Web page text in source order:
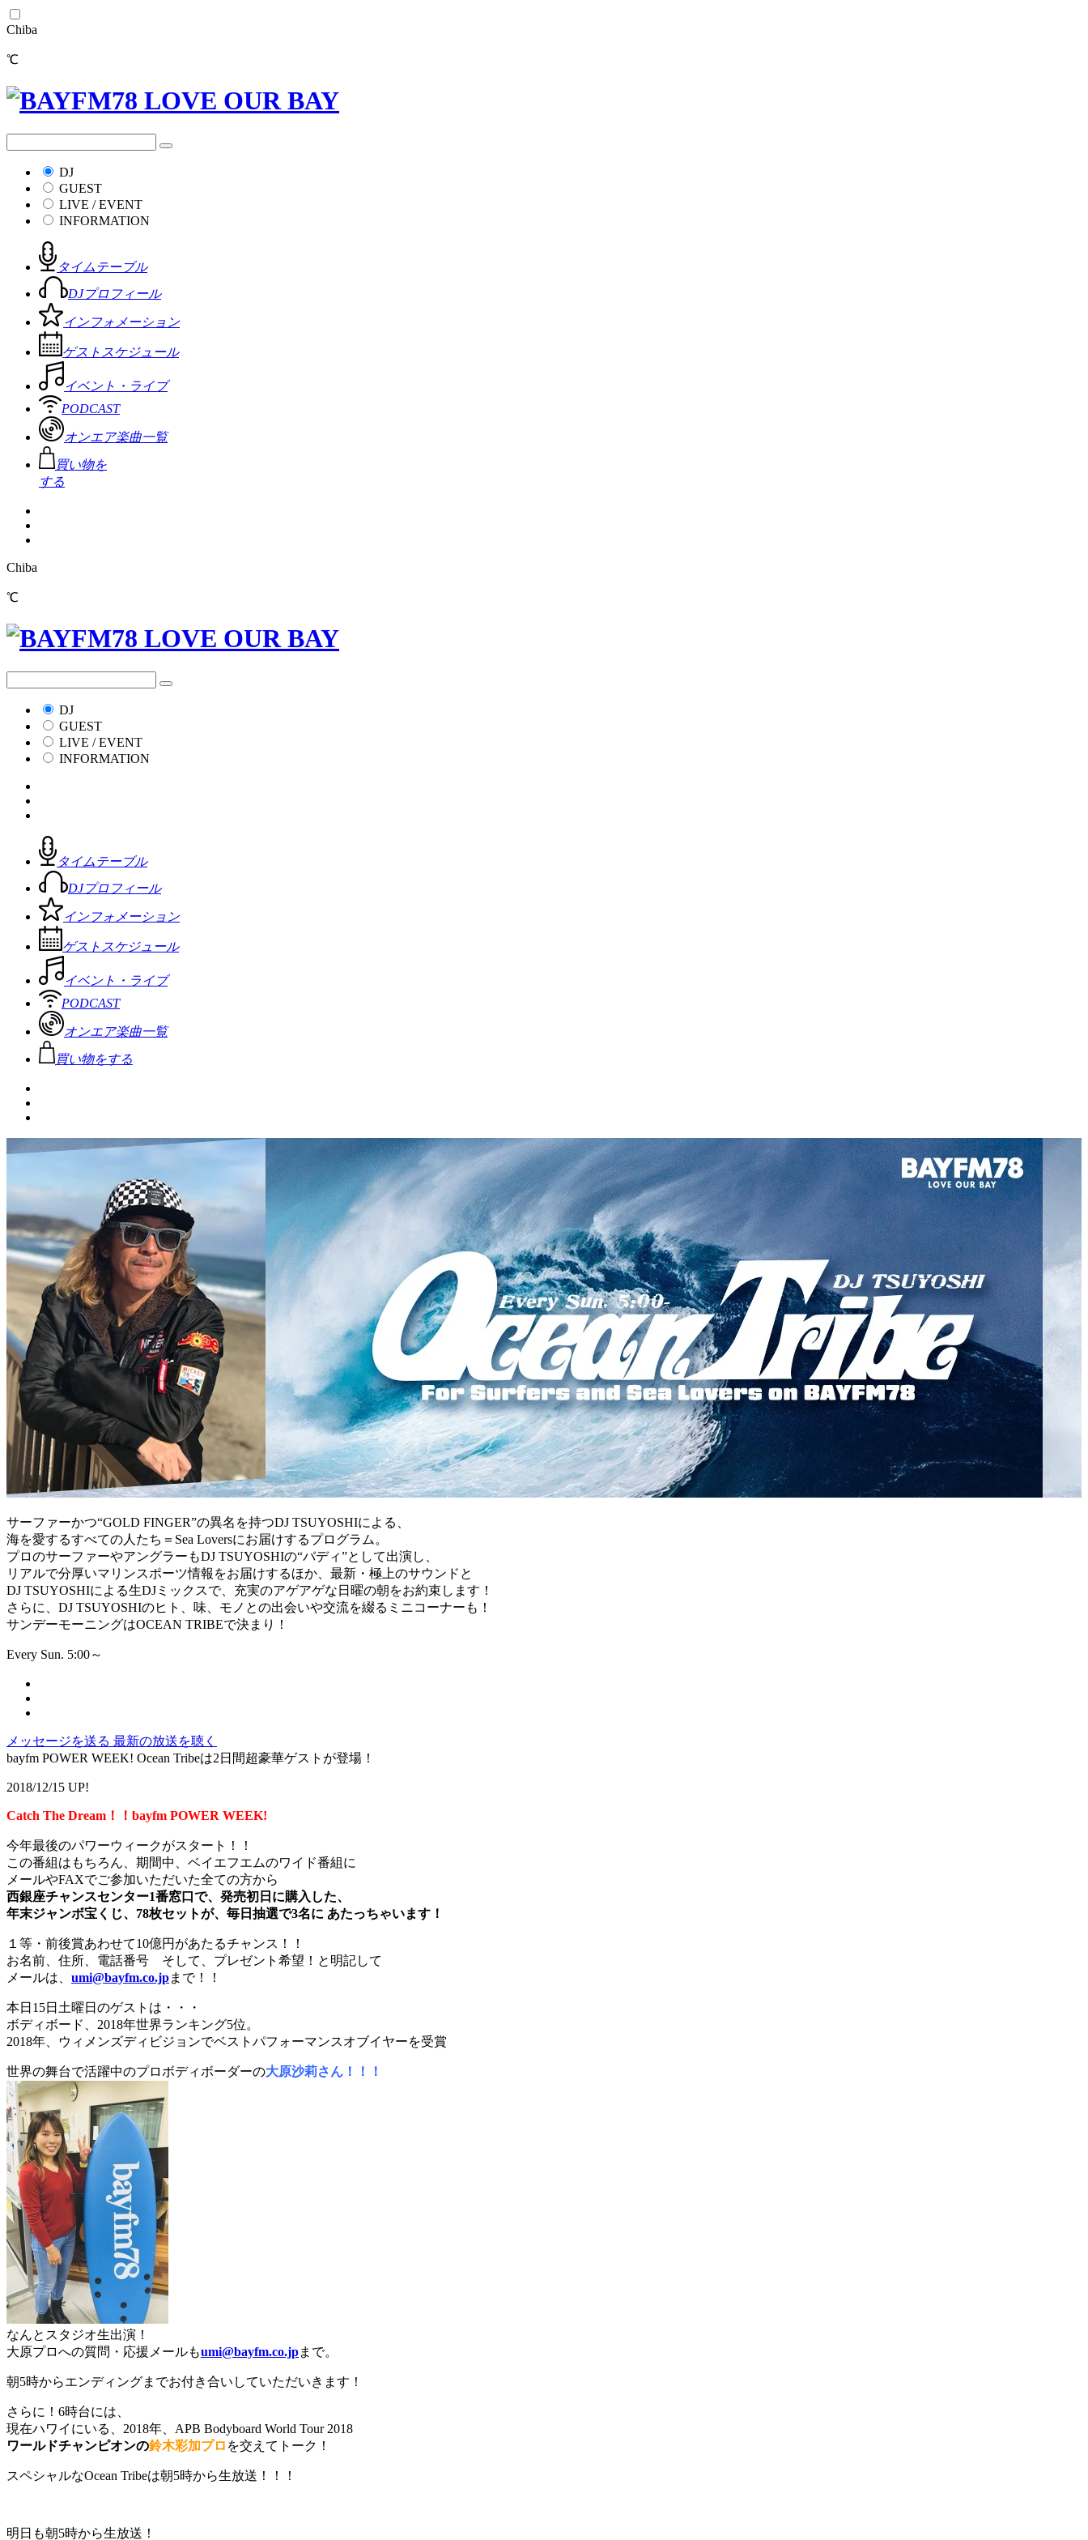
Chiba
℃
DJ
GUEST
LIVE / EVENT
INFORMATION
タイムテーブル
DJプロフィール
インフォメーション
ゲストスケジュール
イベント・ライブ
PODCAST
オンエア楽曲一覧
買い物を
する
Chiba
℃
DJ
GUEST
LIVE / EVENT
INFORMATION
タイムテーブル
DJプロフィール
インフォメーション
ゲストスケジュール
イベント・ライブ
PODCAST
オンエア楽曲一覧
買い物をする
サーファーかつ“GOLD FINGER”の異名を持つDJ TSUYOSHIによる、
海を愛するすべての人たち＝Sea Loversにお届けするプログラム。
プロのサーファーやアングラーもDJ TSUYOSHIの“バディ”として出演し、
リアルで分厚いマリンスポーツ情報をお届けするほか、最新・極上のサウンドと
DJ TSUYOSHIによる生DJミックスで、充実のアゲアゲな日曜の朝をお約束します！
さらに、DJ TSUYOSHIのヒト、味、モノとの出会いや交流を綴るミニコーナーも！
サンデーモーニングはOCEAN TRIBEで決まり！
Every Sun. 5:00～
メッセージを送る 最新の放送を聴く
bayfm POWER WEEK! Ocean Tribeは2日間超豪華ゲストが登場！
2018/12/15 UP!
Catch The Dream！！bayfm POWER WEEK!
今年最後のパワーウィークがスタート！！
この番組はもちろん、期間中、ベイエフエムのワイド番組に
メールやFAXでご参加いただいた全ての方から
西銀座チャンスセンター1番窓口で、発売初日に購入した、
年末ジャンボ宝くじ、 78枚セットが、毎日抽選で3名に あたっちゃいます！
１等・前後賞あわせて10億円があたるチャンス！！
お名前、住所、電話番号 そして、プレゼント希望！と明記して
メールは、 umi@bayfm.co.jpまで！！
本日15日土曜日のゲストは・・・
ボディボード、2018年世界ランキング5位。
2018年、ウィメンズディビジョンでベストパフォーマンスオブイヤーを受賞
世界の舞台で活躍中のプロボディボーダーの大原沙莉さん！！！
なんとスタジオ生出演！
大原プロへの質問・応援メールもumi@bayfm.co.jpまで。
朝5時からエンディングまでお付き合いしていただいきます！
さらに！6時台には、
現在ハワイにいる、2018年、APB Bodyboard World Tour 2018
ワールドチャンピオンの鈴木彩加プロ を交えてトーク！
スペシャルなOcean Tribeは朝5時から生放送！！！
明日も朝5時から生放送！